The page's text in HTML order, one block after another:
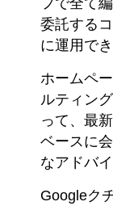
フで全て
委託する
に運用で
ホームペ
ルティン
って、最
ベースに
なアドバ
Googleク